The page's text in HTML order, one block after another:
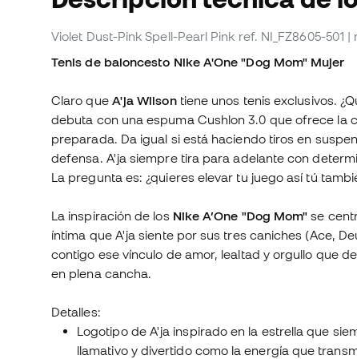
Violet Dust-Pink Spell-Pearl Pink ref. NI_FZ8605-501 |
Tenis de baloncesto Nike A'One "Dog Mom" Mujer
Claro queA'ja Wilsontiene unos tenis exclusivos.
debuta con una espuma Cushlon 3.0 que ofrece
preparada. Da igual si está haciendo tiros en
defensa. A'ja siempre tira para adelante con
La pregunta es: ¿quieres elevar tu juego así tú
La inspiración de los Nike A’One "Dog Mom" se
íntima que A'ja siente por sus tres caniches (Ace,
contigo ese vínculo de amor, lealtad y orgullo que
en plena cancha.
Detalles:
Logotipo de A'ja inspirado en la estrella que
llamativo y divertido como la energía que